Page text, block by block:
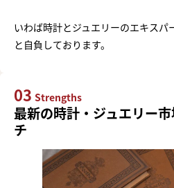
いわば時計とジュエリーのエキスパ
と自負しております。
03 Strengths
最新の時計・ジュエリー
チ